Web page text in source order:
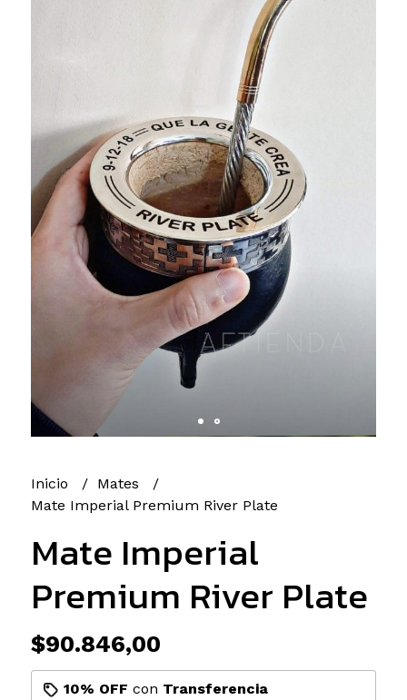
Inicio
Mates
Mate Imperial Premium River Plate
Mate Imperial
Premium River Plate
$90.846,00
10% OFF con Transferencia